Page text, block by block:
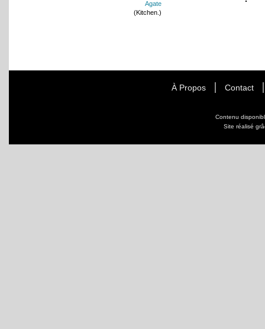
Agate
(Kitchen.)
À Propos Contact
Contenu
Site réalisé